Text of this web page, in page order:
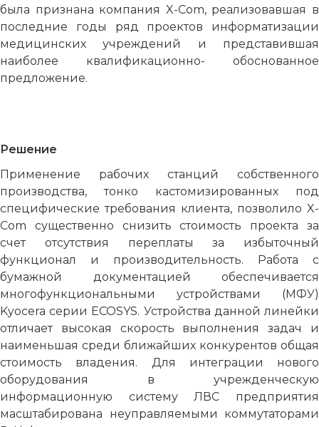
была признана компания X-Com, реализовавшая в
последние годы ряд проектов информатизации
медицинских учреждений и представившая
наиболее квалификационно- обоснованное
предложение.
Решение
Применение рабочих станций собственного
производства, тонко кастомизированных под
специфические требования клиента, позволило X-
Com существенно снизить стоимость проекта за
счет отсутствия переплаты за избыточный
функционал и производительность. Работа с
бумажной документацией обеспечивается
многофункциональными устройствами (МФУ)
Kyocera серии ECOSYS. Устройства данной линейки
отличает высокая скорость выполнения задач и
наименьшая среди ближайших конкурентов общая
стоимость владения. Для интеграции нового
оборудования в учрежденческую
информационную систему ЛВС предприятия
масштабирована неуправляемыми коммутаторами